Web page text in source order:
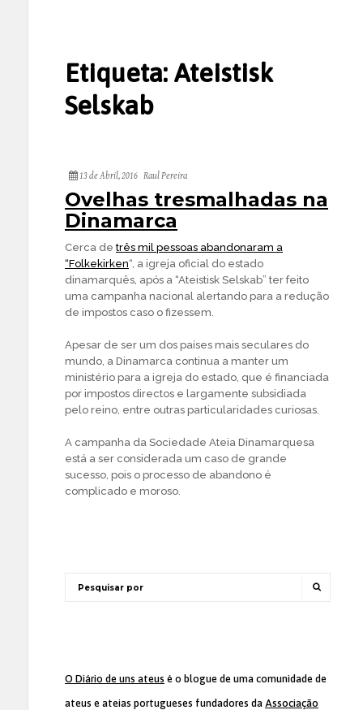
Etiqueta: Ateistisk
Selskab
13 de Abril, 2016 Raul Pereira
Ovelhas tresmalhadas na
Dinamarca
Cerca detrês mil pessoas abandonaram a
“Folkekirken“, a igreja oficial do estado
dinamarquês, após a “Ateistisk Selskab” ter feito
uma campanha nacional alertando para a redução
de impostos caso o fizessem.
Apesar de ser um dos países mais seculares do
mundo, a Dinamarca continua a manter um
ministério para a igreja do estado, que é financiada
por impostos directos e largamente subsidiada
pelo reino, entre outras particularidades curiosas.
A campanha da Sociedade Ateia Dinamarquesa
está a ser considerada um caso de grande
sucesso, pois o processo de abandono é
complicado e moroso.
O Diário de uns ateus é o blogue de uma comunidade de
ateus e ateias portugueses fundadores da Associação